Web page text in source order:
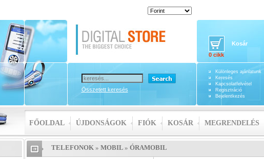
Összetett keresés
Kosár
0 cikk
Különleges ajánlatunk
Keresés
Kapcsolatfelvétel
Regisztráció
Bejelentkezés
FŐOLDAL ÚJDONSÁGOK FIÓK KOSÁR MEGRENDELÉS
TELEFONOK» MOBIL» ÓRAMOBIL